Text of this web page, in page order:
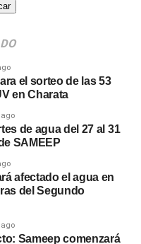
el sorteo de las 53
en Charata
de agua del 27 al 31
SAMEEP
afectado el agua en
del Segundo
Sameep comenzará